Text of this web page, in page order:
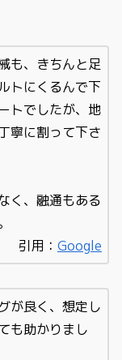
も、きちんと足
トにくるんで下
トでしたが、地
寧に割って下さ
く、融通もある
引用： Google
が良く、想定し
も助かりまし